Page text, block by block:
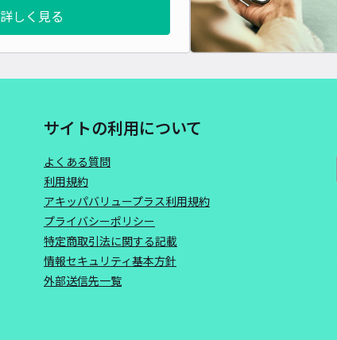
詳しく見る
サイトの利用について
よくある質問
利用規約
アキッパバリュープラス利用規約
プライバシーポリシー
特定商取引法に関する記載
情報セキュリティ基本方針
外部送信先一覧